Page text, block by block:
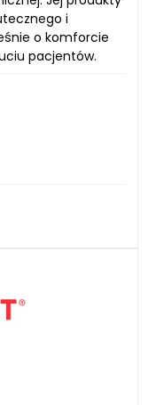
i
o komforcie
pacjentów.